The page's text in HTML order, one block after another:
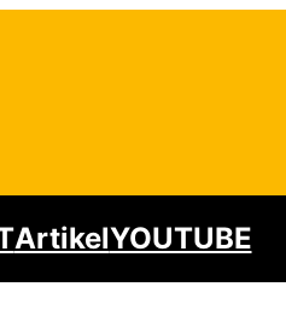
ArtikelYOUTUBE